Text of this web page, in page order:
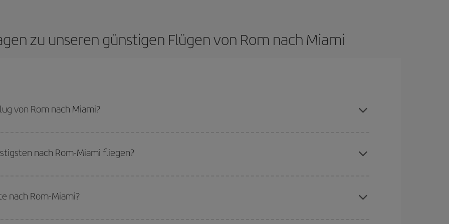
zu unseren günstigen Flügen von Rom nach Miami
von Rom nach Miami?
nach Rom-Miami fliegen?
reisen möchten. Wir zeigen Ihnen die günstigsten Flüge, nicht nur
damit Sie das beste Angebot finden können. Schauen Sie sich auch die verschiedenen Flugoptionen an, die wir jeden Tag
nach Rom-Miami?